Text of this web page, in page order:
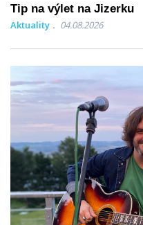
Tip na výlet na Jizerku
Aktuality 04.08.2026